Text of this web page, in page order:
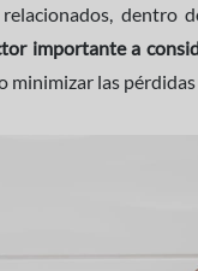
dentro
importante a
minimizar las